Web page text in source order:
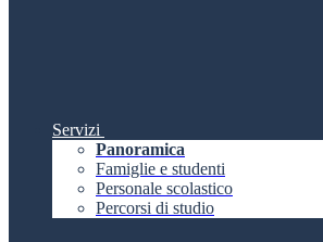
Servizi
Panoramica
Famiglie e studenti
Personale scolastico
Percorsi di studio